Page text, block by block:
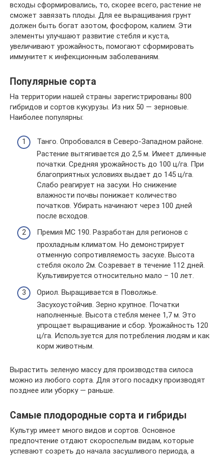
всходы сформировались, то, скорее всего, растение не
сможет завязать плоды. Для ее выращивания грунт
должен быть богат азотом, фосфором, калием. Эти
элементы улучшают развитие стебля и куста,
увеличивают урожайность, помогают сформировать
иммунитет к инфекционным заболеваниям.
Популярные сорта
На территории нашей страны зарегистрированы 800
гибридов и сортов кукурузы. Из них 50 — зерновые.
Наиболее популярны:
Танго. Опробовался в Северо-Западном районе.
Растение вытягивается до 2,5 м. Имеет длинные
початки. Средняя урожайность до 100 ц/га. При
благоприятных условиях выдает до 145 ц/га.
Слабо реагирует на засухи. Но снижение
влажности почвы понижает количество
початков. Убирать начинают через 100 дней
после всходов.
Премия МС 190. Разработан для регионов с
прохладным климатом. Но демонстрирует
отменную сопротивляемость засухе. Высота
стебля около 2м. Созревает в течение 112 дней.
Культивируется относительно мало – 10 лет.
Ориол. Выращивается в Поволжье.
Засухоустойчив. Зерно крупное. Початки
наполненные. Высота стебля менее 1,7 м. Это
упрощает выращивание и сбор. Урожайность 120
ц/га. Используется для потребления людям и как
корм животным.
Вырастить зеленую массу для производства силоса
можно из любого сорта. Для этого посадку производят
позднее или уборку — раньше.
Самые плодородные сорта и гибриды
Культур имеет много видов и сортов. Основное
предпочтение отдают скороспелым видам, которые
успевают созреть до начала засушливого периода, а